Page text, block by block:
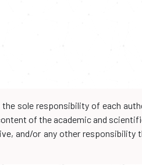
sole responsibility of each
of the academic and
and/or any other